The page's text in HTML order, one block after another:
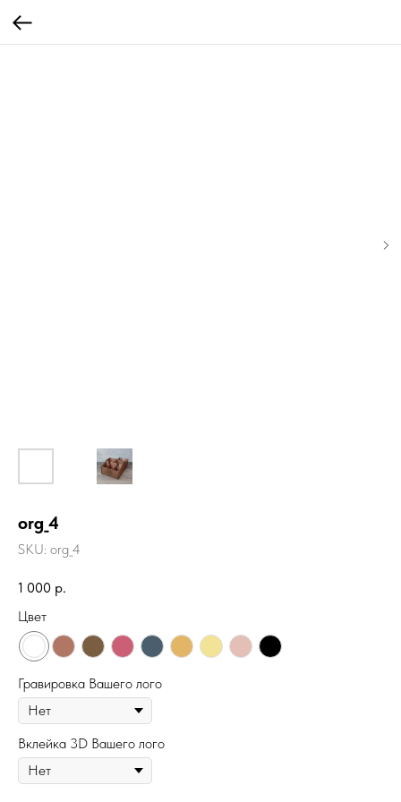
org_4
SKU: org_4
1 000 р.
Цвет
Гравировка Вашего лого
Вклейка 3D Вашего лого